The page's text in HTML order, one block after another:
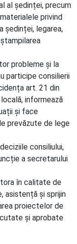
al ședinței, precum
privind
ședinței, legarea,
probleme și la
participe consilierii
art. 21 din
informează
și face
prevăzute de lege
consiliului,
a secretarului
în calitate de
asistență și sprijin
proiectelor de
și aprobate